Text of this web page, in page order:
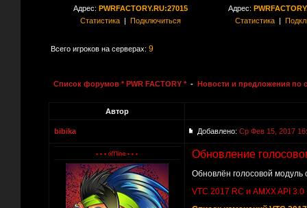
Адрес: PWRFACTORY.RU:27015
Статистика| Подключиться
Адрес:
Статистика|
Всего игроков на серверах: 9
Список форумов * PWR FACTORY * - Новости и предложения по
Автор
bibika Добавлено: Ср Фев 15, 2017
Обновление
Обновлён голосовой
VTC 2017 RC и AMXX API 3.0